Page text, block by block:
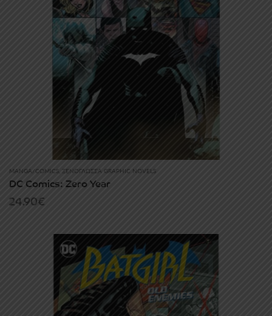
MANGA/COMICS ΞΕΝΌΓΛΩΣΣΑ GRAPHIC NOVELS
DC Comics: Zero Year
24.90€
Powered byStonewave